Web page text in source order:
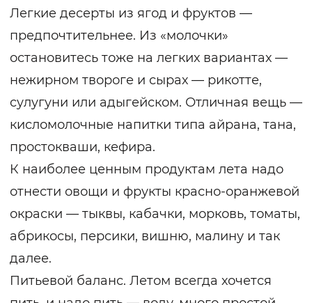
Легкие десерты из ягод и фруктов —
предпочтительнее. Из «молочки»
остановитесь тоже на легких вариантах —
нежирном твороге и сырах — рикотте,
сулугуни или адыгейском. Отличная вещь —
кисломолочные напитки типа айрана, тана,
простокваши, кефира.
К наиболее ценным продуктам лета надо
отнести овощи и фрукты красно-оранжевой
окраски — тыквы, кабачки, морковь, томаты,
абрикосы, персики, вишню, малину и так
далее.
Питьевой баланс. Летом всегда хочется